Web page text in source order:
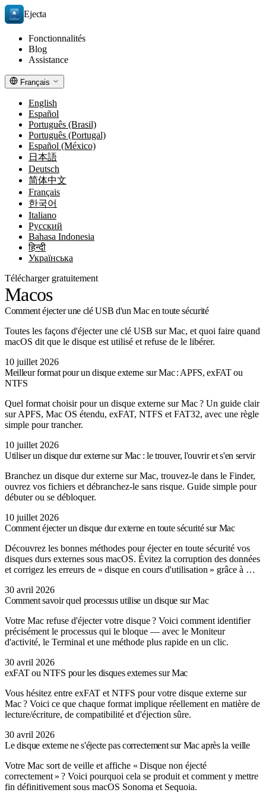
Ejecta
Fonctionnalités
Blog
Assistance
Français
English
Español
Português (Brasil)
Português (Portugal)
Español (México)
日本語
Deutsch
简体中文
Français
한국어
Italiano
Русский
Bahasa Indonesia
हिन्दी
Українська
Télécharger gratuitement
Macos
Comment éjecter une clé USB d'un Mac en toute sécurité
Toutes les façons d'éjecter une clé USB sur Mac, et quoi faire quand
macOS dit que le disque est utilisé et refuse de le libérer.
10 juillet 2026
Meilleur format pour un disque externe sur Mac : APFS, exFAT ou
NTFS
Quel format choisir pour un disque externe sur Mac ? Un guide clair
sur APFS, Mac OS étendu, exFAT, NTFS et FAT32, avec une règle
simple pour trancher.
10 juillet 2026
Utiliser un disque dur externe sur Mac : le trouver, l'ouvrir et s'en servir
Branchez un disque dur externe sur Mac, trouvez-le dans le Finder,
ouvrez vos fichiers et débranchez-le sans risque. Guide simple pour
débuter ou se débloquer.
10 juillet 2026
Comment éjecter un disque dur externe en toute sécurité sur Mac
Découvrez les bonnes méthodes pour éjecter en toute sécurité vos
disques durs externes sous macOS. Évitez la corruption des données
et corrigez les erreurs de « disque en cours d'utilisation » grâce à …
30 avril 2026
Comment savoir quel processus utilise un disque sur Mac
Votre Mac refuse d'éjecter votre disque ? Voici comment identifier
précisément le processus qui le bloque — avec le Moniteur
d'activité, le Terminal et une méthode plus rapide en un clic.
30 avril 2026
exFAT ou NTFS pour les disques externes sur Mac
Vous hésitez entre exFAT et NTFS pour votre disque externe sur
Mac ? Voici ce que chaque format implique réellement en matière de
lecture/écriture, de compatibilité et d'éjection sûre.
30 avril 2026
Le disque externe ne s'éjecte pas correctement sur Mac après la veille
Votre Mac sort de veille et affiche « Disque non éjecté
correctement » ? Voici pourquoi cela se produit et comment y mettre
fin définitivement sous macOS Sonoma et Sequoia.